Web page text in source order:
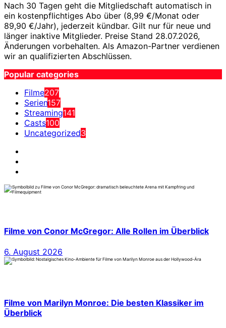
Nach 30 Tagen geht die Mitgliedschaft automatisch in
ein kostenpflichtiges Abo über (8,99 €/Monat oder
89,90 €/Jahr), jederzeit kündbar. Gilt nur für neue und
länger inaktive Mitglieder. Preise Stand 28.07.2026,
Änderungen vorbehalten. Als Amazon-Partner verdienen
wir an qualifizierten Abschlüssen.
Popular categories
Filme207
Serien157
Streaming141
Casts100
Uncategorized3
Filme von Conor McGregor: Alle Rollen im Überblick
6. August 2026
Filme von Marilyn Monroe: Die besten Klassiker im
Überblick